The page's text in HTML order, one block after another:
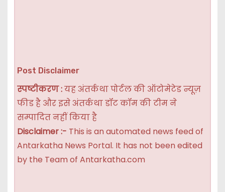
Post Disclaimer
स्पष्टीकरण :यह अंतर्कथा पोर्टल की ऑटोमेटेड न्यूज़
फीड है और इसे अंतर्कथा डॉट कॉम की टीम ने
सम्पादित नहीं किया है
Disclaimer :- This is an automated news feed of
Antarkatha News Portal. It has not been edited
by the Team of Antarkatha.com